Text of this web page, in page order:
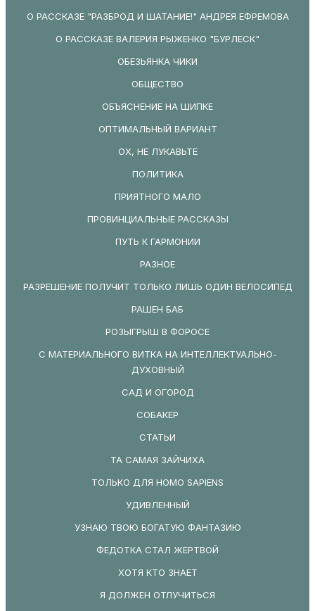
О РАССКАЗЕ "РАЗБРОД И ШАТАНИЕ!" АНДРЕЯ ЕФРЕМОВА
О РАССКАЗЕ ВАЛЕРИЯ РЫЖЕНКО "БУРЛЕСК"
ОБЕЗЬЯНКА ЧИКИ
ОБЩЕСТВО
ОБЪЯСНЕНИЕ НА ШИПКЕ
ОПТИМАЛЬНЫЙ ВАРИАНТ
ОХ, НЕ ЛУКАВЬТЕ
ПОЛИТИКА
ПРИЯТНОГО МАЛО
ПРОВИНЦИАЛЬНЫЕ РАССКАЗЫ
ПУТЬ К ГАРМОНИИ
РАЗНОЕ
РАЗРЕШЕНИЕ ПОЛУЧИТ ТОЛЬКО ЛИШЬ ОДИН ВЕЛОСИПЕД
РАШЕН БАБ
РОЗЫГРЫШ В ФОРОСЕ
С МАТЕРИАЛЬНОГО ВИТКА НА ИНТЕЛЛЕКТУАЛЬНО-
ДУХОВНЫЙ
САД И ОГОРОД
СОБАКЕР
СТАТЬИ
ТА САМАЯ ЗАЙЧИХА
ТОЛЬКО ДЛЯ HOMO SAPIENS
УДИВЛЕННЫЙ
УЗНАЮ ТВОЮ БОГАТУЮ ФАНТАЗИЮ
ФЕДОТКА СТАЛ ЖЕРТВОЙ
ХОТЯ КТО ЗНАЕТ
Я ДОЛЖЕН ОТЛУЧИТЬСЯ